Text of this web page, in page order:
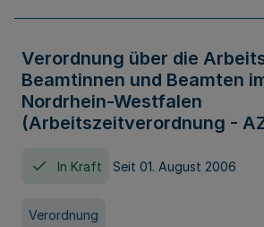
Verordnung über die
Beamtinnen und Beamten
Nordrhein-Westfalen
(Arbeitszeitverordnung -
In Kraft Seit 01. August 2006
Verordnung